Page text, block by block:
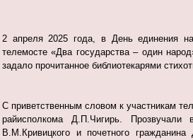
2 апреля 2025 года, в День единения
телемосте «Два государства – один
задало прочитанное библиотекарями
С приветственным словом к участникам
райисполкома Д.П.Чигирь. Прозвучали
В.М.Кривицкого и почетного